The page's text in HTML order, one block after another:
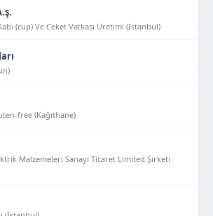
(cup) Ve Ceket Vatkası Üretimi (İstanbul)
free (Kağıthane)
Malzemeleri Sanayi Ticaret Limited Şirketi